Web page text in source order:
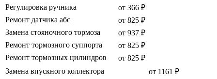
Регулировка ручника
от 366 ₽
Ремонт датчика абс
от 825 ₽
Замена стояночного тормоза
от 937 ₽
Ремонт тормозного суппорта
от 825 ₽
Ремонт тормозных цилиндров
от 825 ₽
Замена впускного коллектора
от 1161 ₽